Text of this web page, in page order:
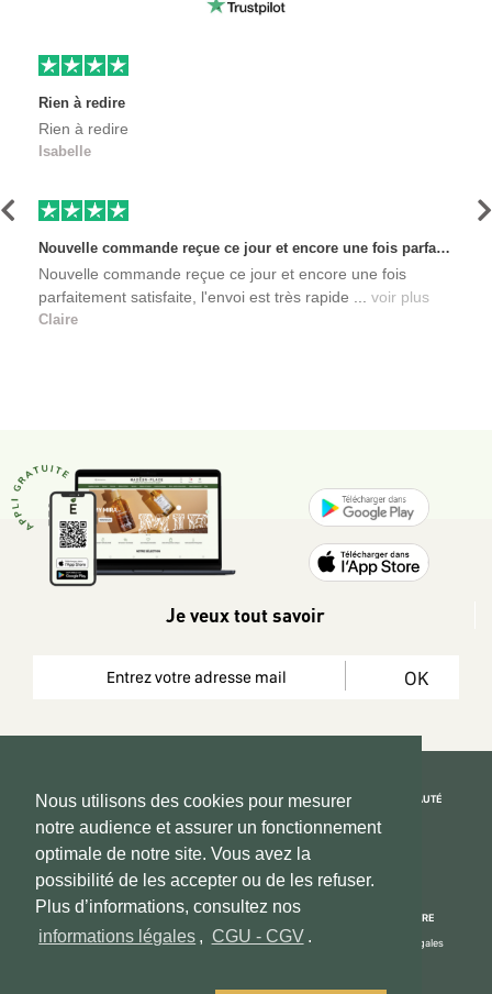
Nous utilisons des cookies pour mesurer
notre audience et assurer un fonctionnement
optimale de notre site. Vous avez la
possibilité de les accepter ou de les refuser.
Plus d’informations, consultez nos
informations légales , CGU - CGV .
Rien à redire
Rien à redire
Isabelle
Nouvelle commande reçue ce jour et encore une fois parfaitement satisfaite, l'envoi est très rapide et les produits sont toujours conditionnés de manière personnalisés. L'avantage de commander auprès de créateurs indépendants.
Nouvelle commande reçue ce jour et encore une fois
parfaitement satisfaite, l'envoi est très rapide ... voir plus
Claire
Précédent
Je veux tout savoir
OK
Copyright 2026 © www.hadeen-place.fr
Based on Kate&You MarketPlace’ solution
REJOIGNEZ LA COMMUNAUTÉ
ESPACE INFORMATIONS
Mon compte
PAIEMENT SÉCURISÉ
NOUS CONNAÎTRE
Informations Légales